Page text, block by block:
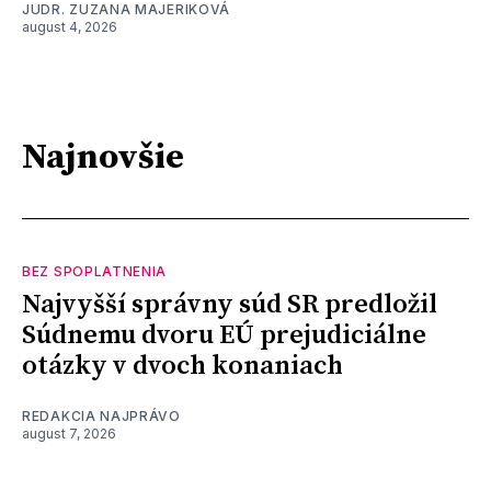
JUDR. ZUZANA MAJERIKOVÁ
august 4, 2026
Najnovšie
BEZ SPOPLATNENIA
Najvyšší správny súd SR predložil
Súdnemu dvoru EÚ prejudiciálne
otázky v dvoch konaniach
REDAKCIA NAJPRÁVO
august 7, 2026